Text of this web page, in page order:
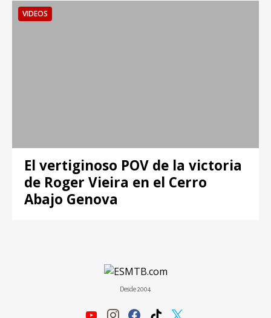
VIDEOS
El vertiginoso POV de la victoria
de Roger Vieira en el Cerro
Abajo Genova
Desde 2004